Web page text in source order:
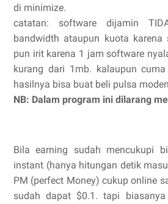
di minimize.
catatan: software dijamin
bandwidth ataupun kuota karena
pun irit karena 1 jam software
kurang dari 1mb. kalaupun
hasilnya bisa buat beli pulsa
NB: Dalam program ini dilarang
Bila earning sudah mencukupi
instant (hanya hitungan detik
PM (perfect Money) cukup online
sudah dapat $0.1. tapi